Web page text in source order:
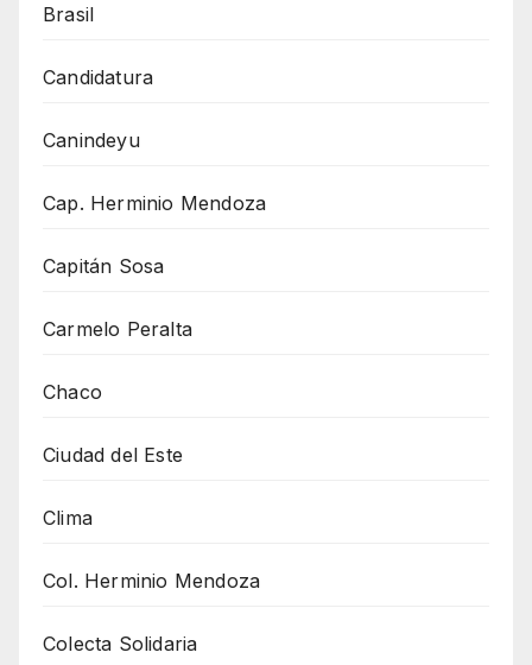
Brasil
Candidatura
Canindeyu
Cap. Herminio Mendoza
Capitán Sosa
Carmelo Peralta
Chaco
Ciudad del Este
Clima
Col. Herminio Mendoza
Colecta Solidaria